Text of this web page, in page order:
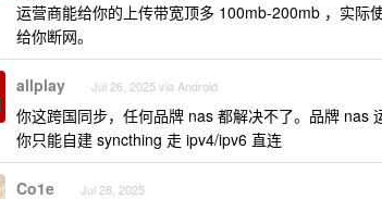
运营商能给你的上传带宽顶多 100mb-200mb ，实际
给你断网。
allplay Jul 26, 2025 via Android
你这跨国同步，任何品牌 nas 都解决不了。品牌 nas
你只能自建 syncthing 走 ipv4/ipv6 直连
Co1e Jul 28, 2025